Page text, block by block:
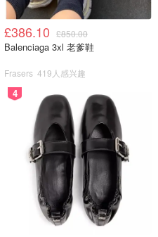
£386.10 £850.00
Balenciaga 3xl 老爹鞋
Frasers 419人感兴趣
4